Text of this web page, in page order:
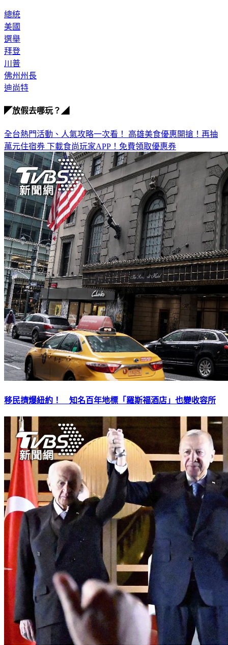
總統
美國
選舉
拜登
川普
佛州州長
迪尚特
◤放假去哪玩？◢
全台熱門活動、人氣攻略一次看！ 高雄美食優惠開搶！再抽
萬元住宿券 下載食尚玩家APP！免費領取優惠券
移民擠爆紐約！ 知名百年地標「羅斯福酒店」也變收容所